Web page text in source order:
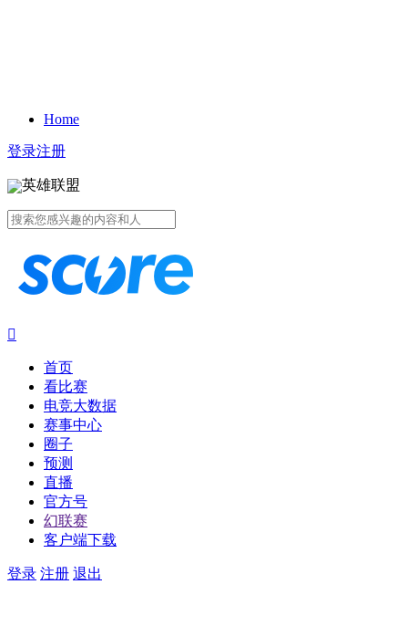
Home
登录注册
英雄联盟

首页
看比赛
电竞大数据
赛事中心
圈子
预测
直播
官方号
幻联赛
客户端下载
登录 注册 退出